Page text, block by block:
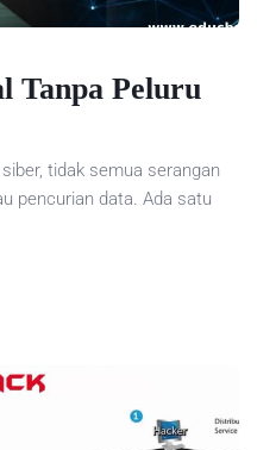
Tanpa Peluru
tidak semua serangan
pencurian data. Ada satu